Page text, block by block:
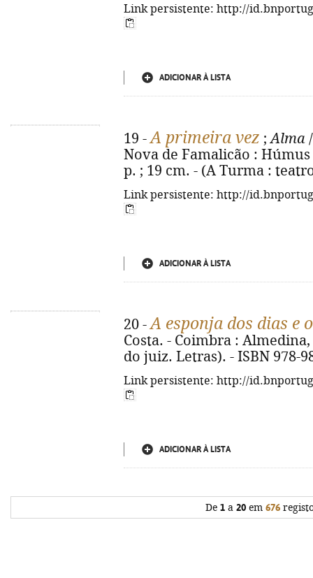
Link persistente: http://
ADICIONAR À LISTA
19 -A primeira vez ;Alma
Nova de Famalicão :
p. ; 19 cm. - (A Turma :
Link persistente: http://
ADICIONAR À LISTA
20 -A esponja dos dias e
Costa. - Coimbra : Almedina,
do juiz. Letras). - ISBN 978-
Link persistente: http://
ADICIONAR À LISTA
De 1 a 20 em 676